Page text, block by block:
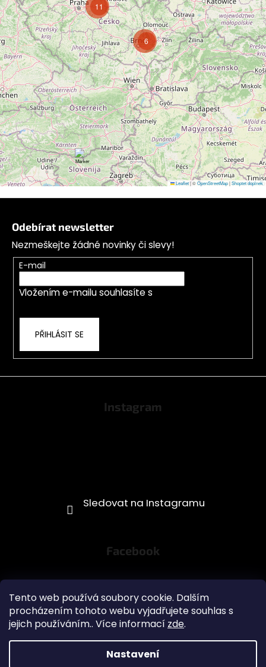
Tento web používá soubory cookie. Dalším
procházením tohoto webu vyjadřujete souhlas s
jejich používáním.. Více informací zde.
Nastavení
6
11
Leaflet|©OpenStreetMap|Shoptet doplnek
Odebírat newsletter
Nezmeškejte žádné novinky či slevy!
E-mail
Vložením e-mailu souhlasíte s
PŘIHLÁSIT SE
Instagram
Sledovat na Instagramu
Facebook
Obchodní podmínky